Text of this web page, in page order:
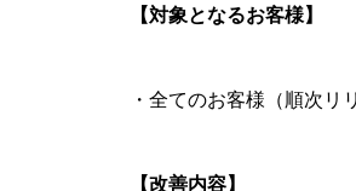
【対象となるお客様】
・全てのお客様（順次リ
【改善内容】